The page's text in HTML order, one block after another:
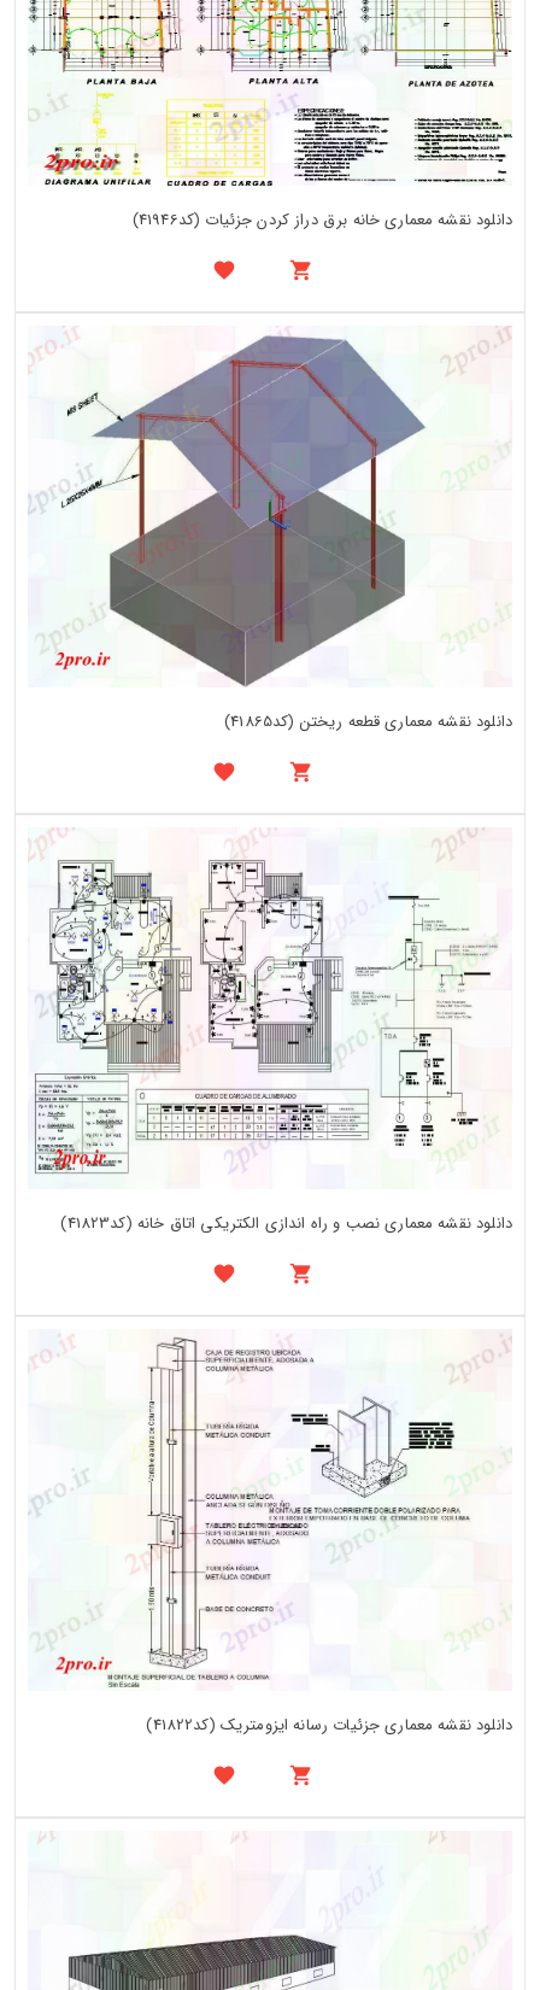
دانلود نقشه معماری خانه برق دراز کردن جزئیات (کد41946)
دانلود نقشه معماری قطعه ریختن (کد41865)
دانلود نقشه معماری نصب و راه اندازی الکتریکی اتاق خانه (کد41823)
دانلود نقشه معماری جزئیات رسانه ایزومتریک (کد41822)